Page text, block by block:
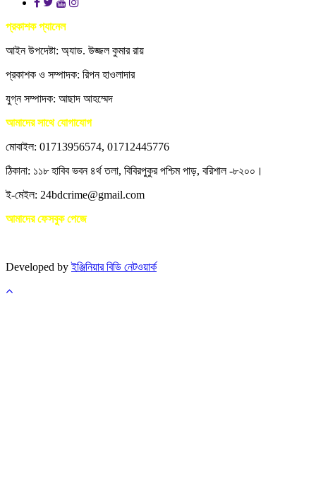
প্রকাশক প্যানেল
আইন উপদেষ্টা: অ্যাড. উজ্জল কুমার রায়
প্রকাশক ও সম্পাদক: রিপন হাওলাদার
যুগ্ন সম্পাদক: আছাদ আহম্মেদ
আমাদের সাথে যোগাযোগ
মোবাইল: 01713956574, 01712445776
ঠিকানা: ১১৮ হাবিব ভবন ৪র্থ তলা, বিবিরপুকুর পশ্চিম পাড়, বরিশাল -৮২০০।
ই-মেইল: 24bdcrime@gmail.com
আমাদের ফেসবুক পেজে
Developed byইঞ্জিনিয়ার বিডি নেটওয়ার্ক